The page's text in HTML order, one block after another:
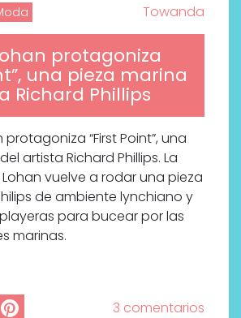
Towanda
protagoniza
una pieza marina
Richard Phillips
protagoniza “First Point”, una
artista Richard Phillips. La
vuelve a rodar una pieza
de ambiente lynchiano y
para bucear por las
marinas.
3 comentarios